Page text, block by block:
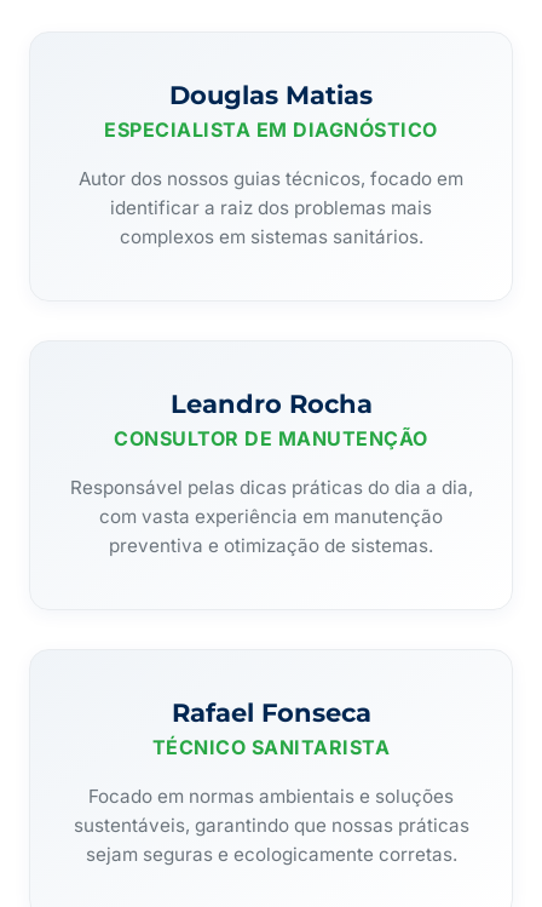
Douglas Matias
ESPECIALISTA EM DIAGNÓSTICO
Autor dos nossos guias técnicos, focado em
identificar a raiz dos problemas mais
complexos em sistemas sanitários.
Leandro Rocha
CONSULTOR DE MANUTENÇÃO
Responsável pelas dicas práticas do dia a dia,
com vasta experiência em manutenção
preventiva e otimização de sistemas.
Rafael Fonseca
TÉCNICO SANITARISTA
Focado em normas ambientais e soluções
sustentáveis, garantindo que nossas práticas
sejam seguras e ecologicamente corretas.